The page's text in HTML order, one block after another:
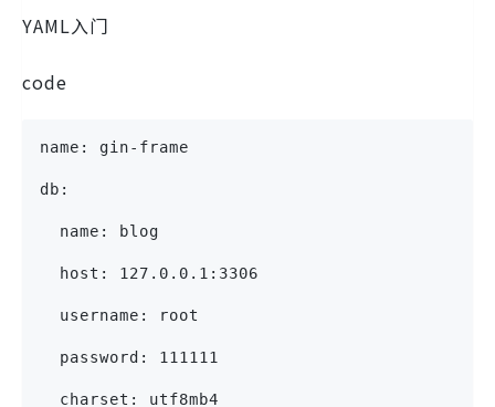
YAML入门
code
name: gin-frame
db:
  name: blog
  host: 127.0.0.1:3306
  username: root
  password: 111111
  charset: utf8mb4